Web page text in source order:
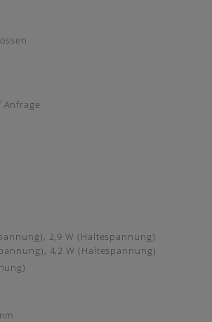
Anfrage
2,9 W (Haltespannung)
4,2 W (Haltespannung)